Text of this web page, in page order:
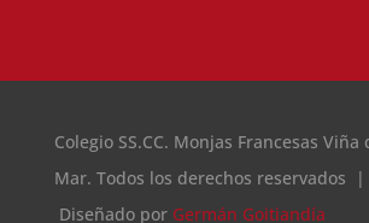
Colegio SS.CC. Monjas Francesas Viña
Mar. Todos los derechos reservados |
Diseñado por Germán Goitiandía